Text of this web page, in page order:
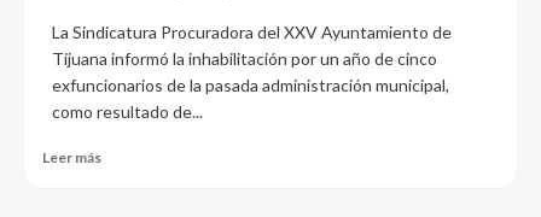
La Sindicatura Procuradora del XXV Ayuntamiento de
Tijuana informó la inhabilitación por un año de cinco
exfuncionarios de la pasada administración municipal,
como resultado de...
Leer más